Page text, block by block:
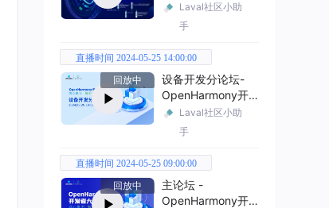
Laval社区小助
手
直播时间 2024-05-25 14:00:00
回放中
设备开发分论坛-
OpenHarmony开
发者大会2024
Laval社区小助
手
直播时间 2024-05-25 09:00:00
回放中
主论坛 -
OpenHarmony开